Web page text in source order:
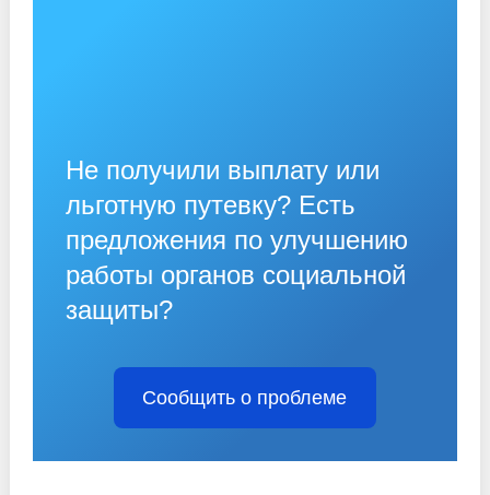
Не получили выплату или
льготную путевку? Есть
предложения по улучшению
работы органов социальной
защиты?
Сообщить о проблеме